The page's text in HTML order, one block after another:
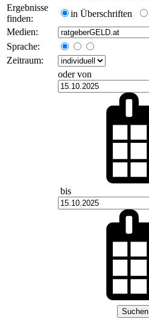
Ergebnisse
finden:
in Überschriften
Medien:
Sprache:
Zeitraum:
oder von
bis
Suchen